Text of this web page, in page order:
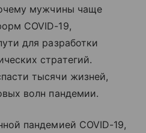
мужчины чаще
COVID-19,
для разработки
стратегий.
тысячи жизней,
волн пандемии.
пандемией COVID-19,